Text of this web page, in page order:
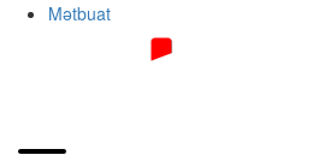
Mətbuat